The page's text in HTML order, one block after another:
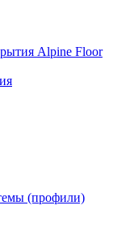
Alpine Floor
(профили)